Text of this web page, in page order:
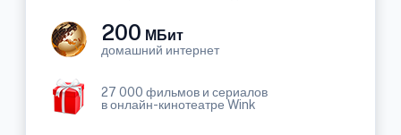
200 МБит
домашний интернет
27 000 фильмов и сериалов
в онлайн-кинотеатре Wink